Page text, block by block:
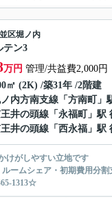
区堀ノ内
テン3
万円 管理/共益費2,000円
㎡ (2K) /築31年 /2階建
内方南支線 「 方南町
」
井の頭線 「 永福町
」駅
井の頭線 「 西永福 」駅
けがしやすい立地です
ームシェア・初期費用分
1313☆